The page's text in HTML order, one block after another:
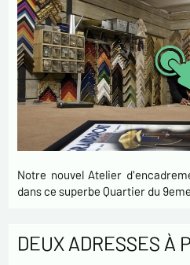
Notre nouvel Atelier
dans ce superbe Quartier du
DEUX ADRESSES À